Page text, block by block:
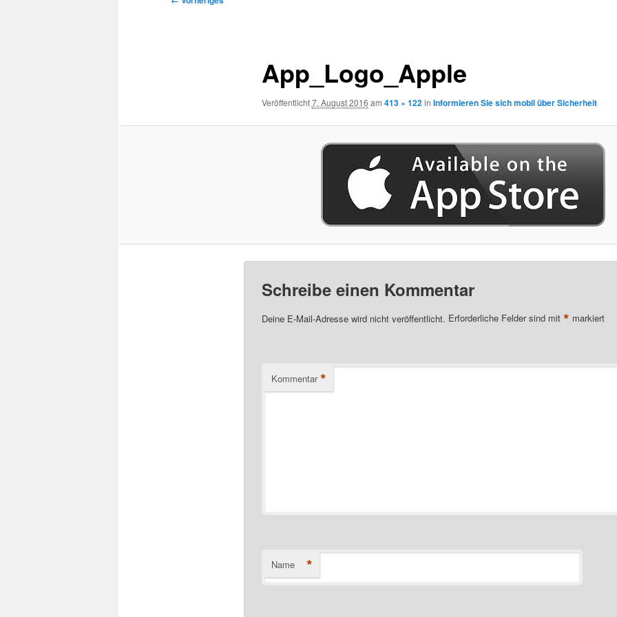
App_Logo_Apple
Veröffentlicht7. August 2016 am 413 × 122in Informieren Sie sich mobil über Sicherheit
Schreibe einen Kommentar
Deine E-Mail-Adresse wird nicht veröffentlicht. Erforderliche Felder sind mit * markiert
Kommentar *
Name *